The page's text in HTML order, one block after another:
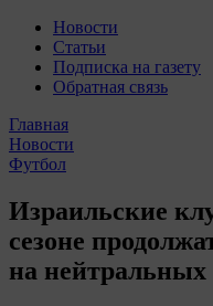
Новости
Статьи
Подписка на газету
Обратная связь
Главная
Новости
Футбол
Израильские
сезоне
на нейтральных